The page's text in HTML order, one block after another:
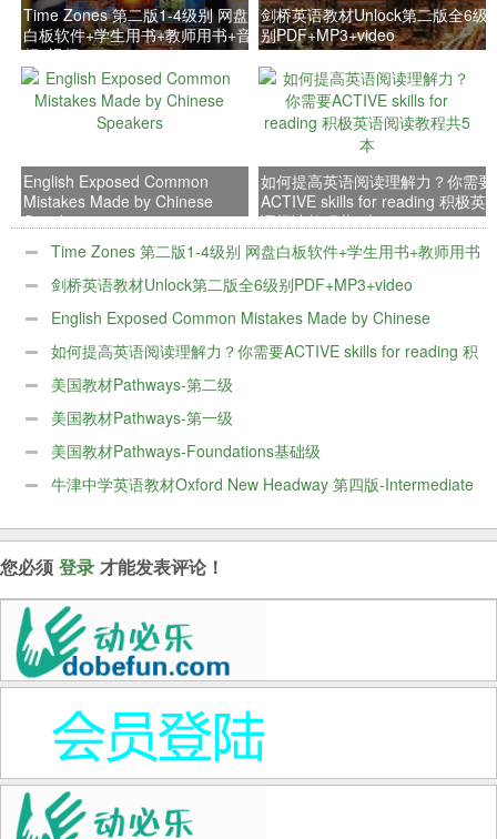
Time Zones 第二版1-4级别 网盘
白板软件+学生用书+教师用书+音
频+视频
剑桥英语教材Unlock第二版全6级
别PDF+MP3+video
English Exposed Common
Mistakes Made by Chinese
Speakers
如何提高英语阅读理解力？你需要
ACTIVE skills for reading 积极英
语阅读教程共5本
Time Zones 第二版1-4级别 网盘白板软件+学生用书+教师用书
+音频+视频
剑桥英语教材Unlock第二版全6级别PDF+MP3+video
English Exposed Common Mistakes Made by Chinese
Speakers
如何提高英语阅读理解力？你需要ACTIVE skills for reading 积
极英语阅读教程共5本
美国教材Pathways-第二级
美国教材Pathways-第一级
美国教材Pathways-Foundations基础级
牛津中学英语教材Oxford New Headway 第四版-Intermediate
您必须 登录 才能发表评论！